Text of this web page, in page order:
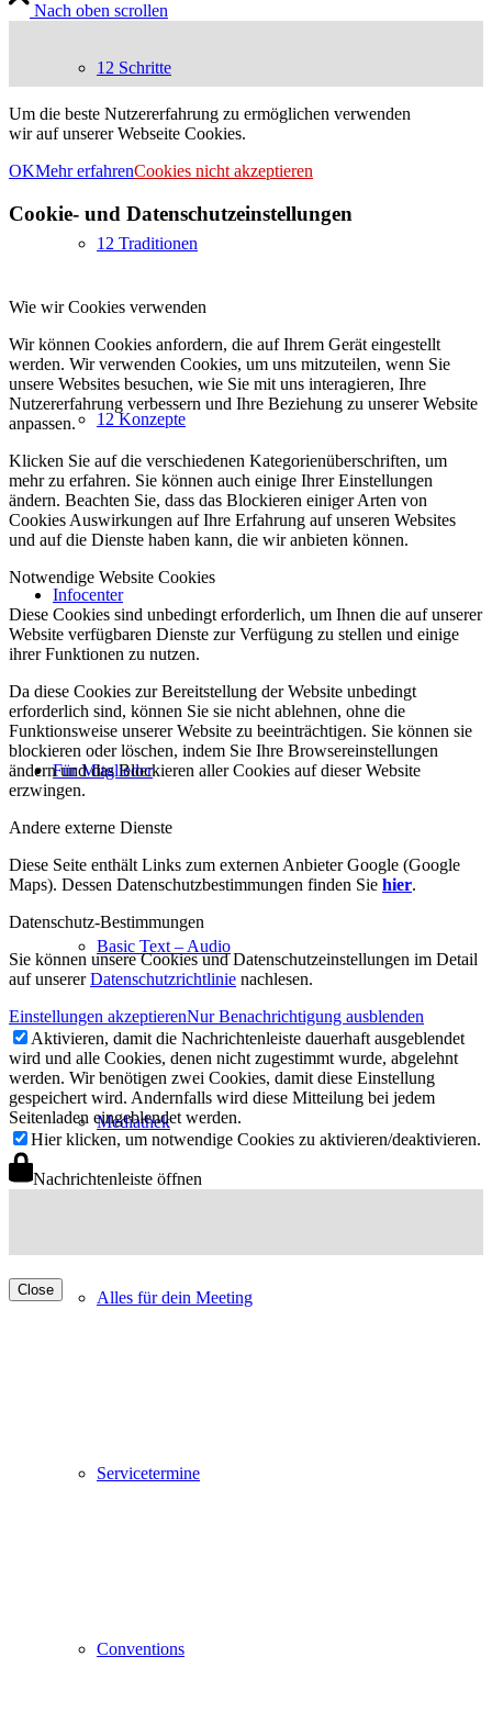
12 Schritte
12 Traditionen
12 Konzepte
Infocenter
Für Mitglieder
Basic Text – Audio
Mediathek
Alles für dein Meeting
Servicetermine
Conventions
Nach oben scrollen
Um die beste Nutzererfahrung zu ermöglichen verwenden
wir auf unserer Webseite Cookies.
OKMehr erfahrenCookies nicht akzeptieren
Cookie- und Datenschutzeinstellungen
Wie wir Cookies verwenden
Wir können Cookies anfordern, die auf Ihrem Gerät eingestellt
werden. Wir verwenden Cookies, um uns mitzuteilen, wenn Sie
unsere Websites besuchen, wie Sie mit uns interagieren, Ihre
Nutzererfahrung verbessern und Ihre Beziehung zu unserer Website
anpassen.
Klicken Sie auf die verschiedenen Kategorienüberschriften, um
mehr zu erfahren. Sie können auch einige Ihrer Einstellungen
ändern. Beachten Sie, dass das Blockieren einiger Arten von
Cookies Auswirkungen auf Ihre Erfahrung auf unseren Websites
und auf die Dienste haben kann, die wir anbieten können.
Notwendige Website Cookies
Diese Cookies sind unbedingt erforderlich, um Ihnen die auf unserer
Website verfügbaren Dienste zur Verfügung zu stellen und einige
ihrer Funktionen zu nutzen.
Da diese Cookies zur Bereitstellung der Website unbedingt
erforderlich sind, können Sie sie nicht ablehnen, ohne die
Funktionsweise unserer Website zu beeinträchtigen. Sie können sie
blockieren oder löschen, indem Sie Ihre Browsereinstellungen
ändern und das Blockieren aller Cookies auf dieser Website
erzwingen.
Andere externe Dienste
Diese Seite enthält Links zum externen Anbieter Google (Google
Maps). Dessen Datenschutzbestimmungen finden Sie hier.
Datenschutz-Bestimmungen
Sie können unsere Cookies und Datenschutzeinstellungen im Detail
auf unsererDatenschutzrichtlinie nachlesen.
Einstellungen akzeptierenNur Benachrichtigung ausblenden
Aktivieren, damit die Nachrichtenleiste dauerhaft ausgeblendet
wird und alle Cookies, denen nicht zugestimmt wurde, abgelehnt
werden. Wir benötigen zwei Cookies, damit diese Einstellung
gespeichert wird. Andernfalls wird diese Mitteilung bei jedem
Seitenladen eingeblendet werden.
Hier klicken, um notwendige Cookies zu aktivieren/deaktivieren.
Nachrichtenleiste öffnen
Close